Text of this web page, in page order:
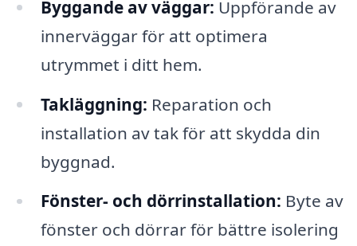
Byggande av väggar: Uppförande av
innerväggar för att optimera
utrymmet i ditt hem.
Takläggning: Reparation och
installation av tak för att skydda din
byggnad.
Fönster- och dörrinstallation: Byte av
fönster och dörrar för bättre isolering